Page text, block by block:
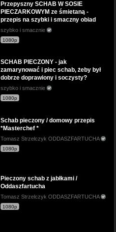
Przepyszny SCHAB W SOSIE
PIECZARKOWYM ze śmietaną -
przepis na szybki i smaczny obiad
szybko i smacznie
1080p
SCHAB PIECZONY - jak
zamarynować i piec schab, żeby był
dobrze doprawiony i soczysty?
szybko i smacznie
1080p
Schab pieczony / domowy przepis
*Masterchef *
Tomasz Strzelczyk ODDASZFARTUCHA
1080p
Pieczony schab z jabłkami /
Oddaszfartucha
Tomasz Strzelczyk ODDASZFARTUCHA
1080p